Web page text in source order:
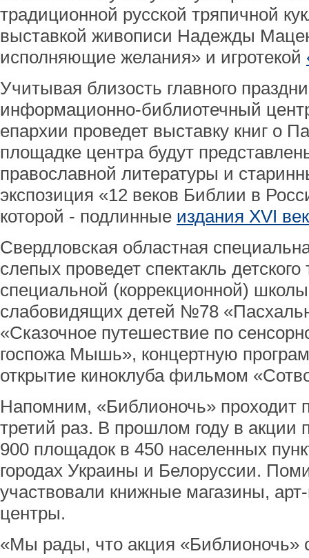
традиционной русской тряпичной
выставкой живописи Надежды
исполняющие желания» и игротекой
Учитывая близость главного
информационно-библиотечный
епархии проведет выставку книг о
площадке центра будут
православной литературы и
экспозиция «12 веков Библии в
которой - подлинные издания XVI
Свердловская областная
слепых проведет спектакль
специальной (коррекционной)
слабовидящих детей №78
«Сказочное путешествие по
госпожа Мышь», концертную
открытие киноклуба фильмом
Напомним, «Библионочь» проходит
третий раз. В прошлом году в акции
900 площадок в 450 населенных
городах Украины и Белоруссии.
участвовали книжные магазины,
центры.
«Мы рады, что акция «Библионочь»